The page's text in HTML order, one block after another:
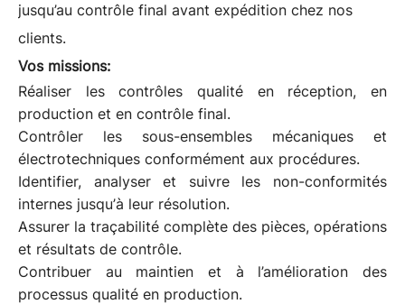
jusqu’au contrôle final avant expédition chez nos
clients.
Vos missions:
Réaliser les contrôles qualité en réception, en
production et en contrôle final.
Contrôler les sous-ensembles mécaniques et
électrotechniques conformément aux procédures.
Identifier, analyser et suivre les non-conformités
internes jusqu’à leur résolution.
Assurer la traçabilité complète des pièces, opérations
et résultats de contrôle.
Contribuer au maintien et à l’amélioration des
processus qualité en production.